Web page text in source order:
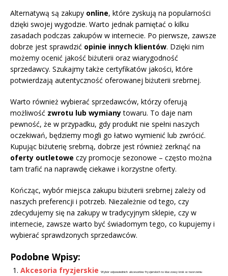
Alternatywą są zakupy online, które zyskują na popularności
dzięki swojej wygodzie. Warto jednak pamiętać o kilku
zasadach podczas zakupów w internecie. Po pierwsze, zawsze
dobrze jest sprawdzić opinie innych klientów. Dzięki nim
możemy ocenić jakość biżuterii oraz wiarygodność
sprzedawcy. Szukajmy także certyfikatów jakości, które
potwierdzają autentyczność oferowanej biżuterii srebrnej.
Warto również wybierać sprzedawców, którzy oferują
możliwość zwrotu lub wymianytowaru. To daje nam
pewność, że w przypadku, gdy produkt nie spełni naszych
oczekiwań, będziemy mogli go łatwo wymienić lub zwrócić.
Kupując biżuterię srebrną, dobrze jest również zerknąć na
oferty outletowe czy promocje sezonowe – często można
tam trafić na naprawdę ciekawe i korzystne oferty.
Kończąc, wybór miejsca zakupu biżuterii srebrnej zależy od
naszych preferencji i potrzeb. Niezależnie od tego, czy
zdecydujemy się na zakupy w tradycyjnym sklepie, czy w
internecie, zawsze warto być świadomym tego, co kupujemy i
wybierać sprawdzonych sprzedawców.
Podobne Wpisy:
Akcesoria fryzjerskie Wybór odpowiednich akcesoriów fryzjerskich to kluczowy krok w tworzeniu